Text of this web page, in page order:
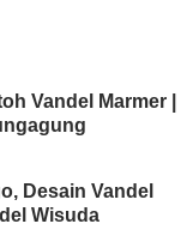
Vandel Marmer |
Desain Vandel
Wisuda